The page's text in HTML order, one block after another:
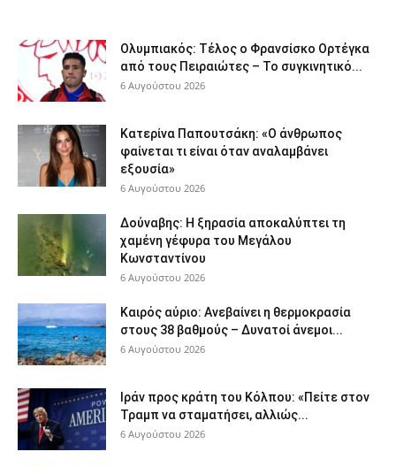
Ολυμπιακός: Τέλος ο Φρανσίσκο Ορτέγκα
από τους Πειραιώτες – Το συγκινητικό...
6 Αυγούστου 2026
Κατερίνα Παπουτσάκη: «Ο άνθρωπος
φαίνεται τι είναι όταν αναλαμβάνει
εξουσία»
6 Αυγούστου 2026
Δούναβης: Η ξηρασία αποκαλύπτει τη
χαμένη γέφυρα του Μεγάλου
Κωνσταντίνου
6 Αυγούστου 2026
Καιρός αύριο: Ανεβαίνει η θερμοκρασία
στους 38 βαθμούς – Δυνατοί άνεμοι...
6 Αυγούστου 2026
Ιράν προς κράτη του Κόλπου: «Πείτε στον
Τραμπ να σταματήσει, αλλιώς...
6 Αυγούστου 2026